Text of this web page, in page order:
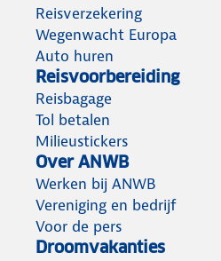
Reisverzekering
Wegenwacht Europa
Auto huren
Reisvoorbereiding
Reisbagage
Tol betalen
Milieustickers
Over ANWB
Werken bij ANWB
Vereniging en bedrijf
Voor de pers
Droomvakanties